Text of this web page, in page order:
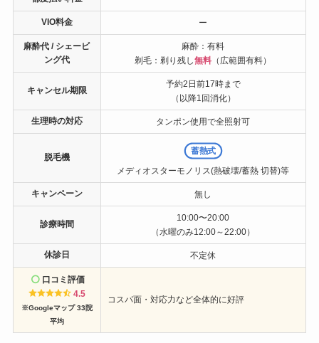
VIO料金 ー
麻酔代 / シェービ
ング代
麻酔：有料
剃毛：剃り残し無料 （広範囲有料）
キャンセル期限
予約2日前17時まで
（以降1回消化）
生理時の対応 タンポン使用で全照射可
脱毛機
蓄熱式
メディオスターモノリス(熱破壊/蓄熱 切替)等
キャンペーン 無し
診療時間
10:00〜20:00
（水曜のみ12:00～22:00）
休診日 不定休
口コミ評価
4.5
※Googleマップ 33院
平均
コスパ面・対応力など全体的に好評